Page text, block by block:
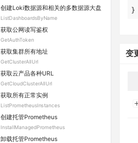
创建Loki数据源和相关的多数据源大盘
ListDashboardsByName
获取公网读写鉴权
GetAuthToken
获取集群所有地址
GetClusterAllUrl
获取云产品各种URL
GetCloudClusterAllUrl
获取所有正常实例
ListPrometheusInstances
创建托管Prometheus
InstallManagedPrometheus
卸载托管Prometheus
}
变